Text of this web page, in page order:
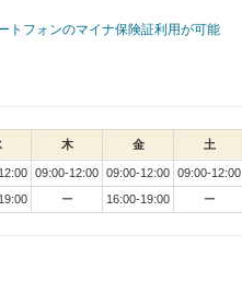
トフォンのマイナ保険証利用が可能
木 金 土
09:00-12:00 09:00-12:00 09:00-12:00
ー 16:00-19:00 ー